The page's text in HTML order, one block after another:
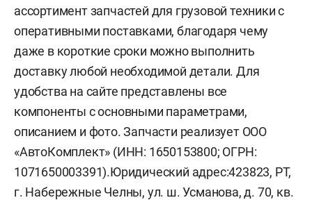
ассортимент запчастей для грузовой техники с
оперативными поставками, благодаря чему
даже в короткие сроки можно выполнить
доставку любой необходимой детали. Для
удобства на сайте представлены все
компоненты с основными параметрами,
описанием и фото. Запчасти реализует ООО
«АвтоКомплект» (ИНН: 1650153800; ОГРН:
1071650003391).Юридический адрес:423823, РТ,
г. Набережные Челны, ул. ш. Усманова, д. 70, кв.